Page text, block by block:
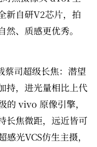
新自研V2芯片，拍
、质感更优秀。
司超级长焦：潜望
持，进光量相比上代
vivo 原像引擎，
长焦微距，远近皆可
光VCS仿生主摄，